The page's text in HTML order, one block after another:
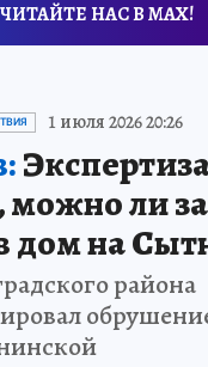
ЧИТАЙТЕ НАС В МАХ!
1 июля 2026 20:26
ли
дом на
района